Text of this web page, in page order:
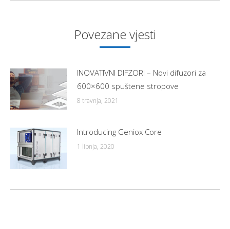
Povezane vjesti
INOVATIVNI DIFZORI – Novi difuzori za
600×600 spuštene stropove
8 travnja, 2021
Introducing Geniox Core
1 lipnja, 2020